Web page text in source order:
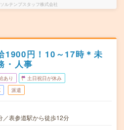
ルテンプスタッフ株式会社
1900円！10～17時＊未
・人事
あり 土日祝日が休み
派遣
／表参道駅から徒歩12分